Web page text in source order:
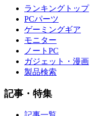
ランキングトップ
PCパーツ
ゲーミングギア
モニター
ノートPC
ガジェット・漫画
製品検索
記事・特集